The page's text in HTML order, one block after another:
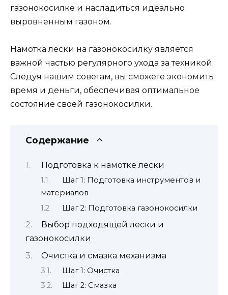
газонокосилке и насладиться идеально
выровненным газоном.
Намотка лески на газонокосилку является
важной частью регулярного ухода за техникой.
Следуя нашим советам, вы сможете экономить
время и деньги, обеспечивая оптимальное
состояние своей газонокосилки.
Содержание
Подготовка к намотке лески
Шаг 1: Подготовка инструментов и
материалов
Шаг 2: Подготовка газонокосилки
Выбор подходящей лески и
газонокосилки
Очистка и смазка механизма
Шаг 1: Очистка
Шаг 2: Смазка